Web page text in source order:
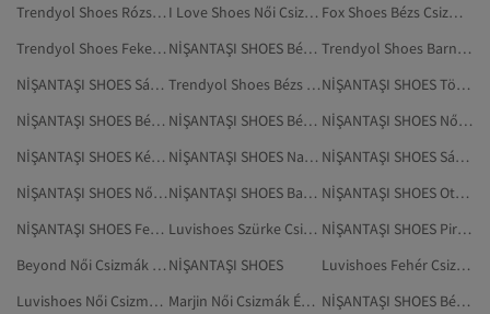
Trendyol Shoes Rózsaszín Csizmák És Magas Szárú Csizmák
I Love Shoes Női Csizmák És Magas Szárú Csizmák
Fox Shoes Bézs Csizmák És Magas Szárú Csizmák
Trendyol Shoes Fekete Csizmák És Magas Szárú Csizmák
NİŞANTAŞI SHOES Bézs Cipők
Trendyol Shoes Barna Csizmák És Magas Szárú Csizmák
NİŞANTAŞI SHOES Sárga Otthoni Csizmák, Papucsok
Trendyol Shoes Bézs Csizmák És Magas Szárú Csizmák
NİŞANTAŞI SHOES Többszínű Cipő
NİŞANTAŞI SHOES Bézs Cipő
NİŞANTAŞI SHOES Bézs Otthoni Csizmák, Papucsok
NİŞANTAŞI SHOES Női Otthoni Csizmák, Papucsok
NİŞANTAŞI SHOES Kék Magas Sarkú Cipő
NİŞANTAŞI SHOES Narancs Cipő
NİŞANTAŞI SHOES Sárga Cipő
NİŞANTAŞI SHOES Női Cipők
NİŞANTAŞI SHOES Barna Otthoni Csizmák, Papucsok
NİŞANTAŞI SHOES Otthoni Csizmák, Papucsok
NİŞANTAŞI SHOES Fekete Otthoni Csizmák, Papucsok
Luvishoes Szürke Csizmák És Magas Szárú Csizmák
NİŞANTAŞI SHOES Piros Cipő
Beyond Női Csizmák És Magas Szárú Csizmák NİŞANTAŞI SHOES
Luvishoes Fehér Csizmák És Magas Szárú Csizmák
Luvishoes Női Csizmák És Magas Szárú Csizmák
Marjin Női Csizmák És Magas Szárú Csizmák
NİŞANTAŞI SHOES Bézs Edzőcipők